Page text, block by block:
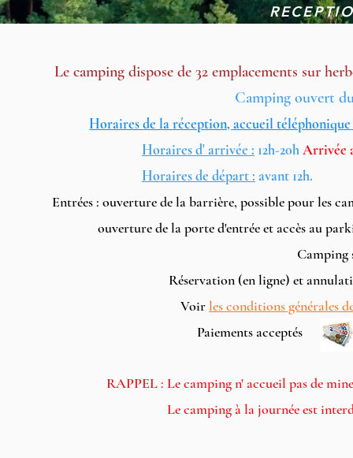
Le camping dispose de 32 emplacements sur
Camping ouvert
Horairesde laréception, accueil téléphonique
Horaires d' arrivée : 12h-20hArrivée
Horairesde départ : avant 12h.
Entrées : ouverture de la barrière, possible pour les
ouverture de la porte d'entrée et accès au parking
Camping
Réservation (en ligne) et
Voirles conditions générales
Paiements
RAPPEL : Le camping n' accueil pas de
Le camping à la journée est